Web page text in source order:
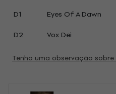
D1
Eyes Of A Dawn
D2
Vox Dei
Tenho uma observação